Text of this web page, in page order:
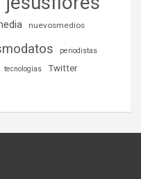
nuevosmedios
periodistas
tecnologías Twitter